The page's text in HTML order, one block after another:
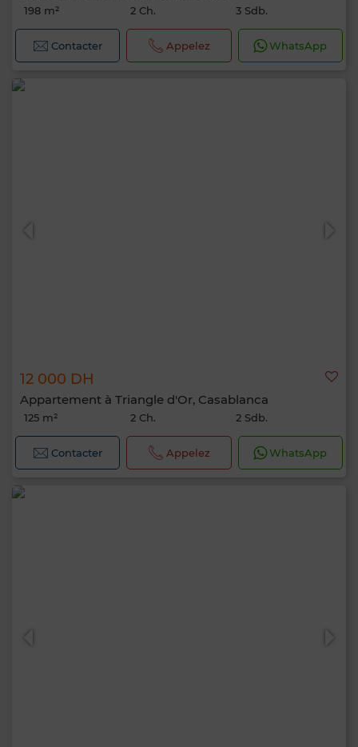
198 m² 2 Ch. 3 Sdb.
Contacter Appelez WhatsApp
12 000 DH
Appartement à Triangle d'Or, Casablanca
125 m² 2 Ch. 2 Sdb.
Contacter Appelez WhatsApp